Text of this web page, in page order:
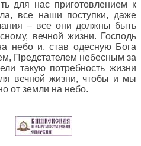
для нас приготовлением к
все наши поступки, даже
– все они должны быть
вечной жизни. Господь
небо и, став одесную Бога
Предстателем небесным за
такую потребность жизни
вечной жизни, чтобы и мы
от земли на небо.